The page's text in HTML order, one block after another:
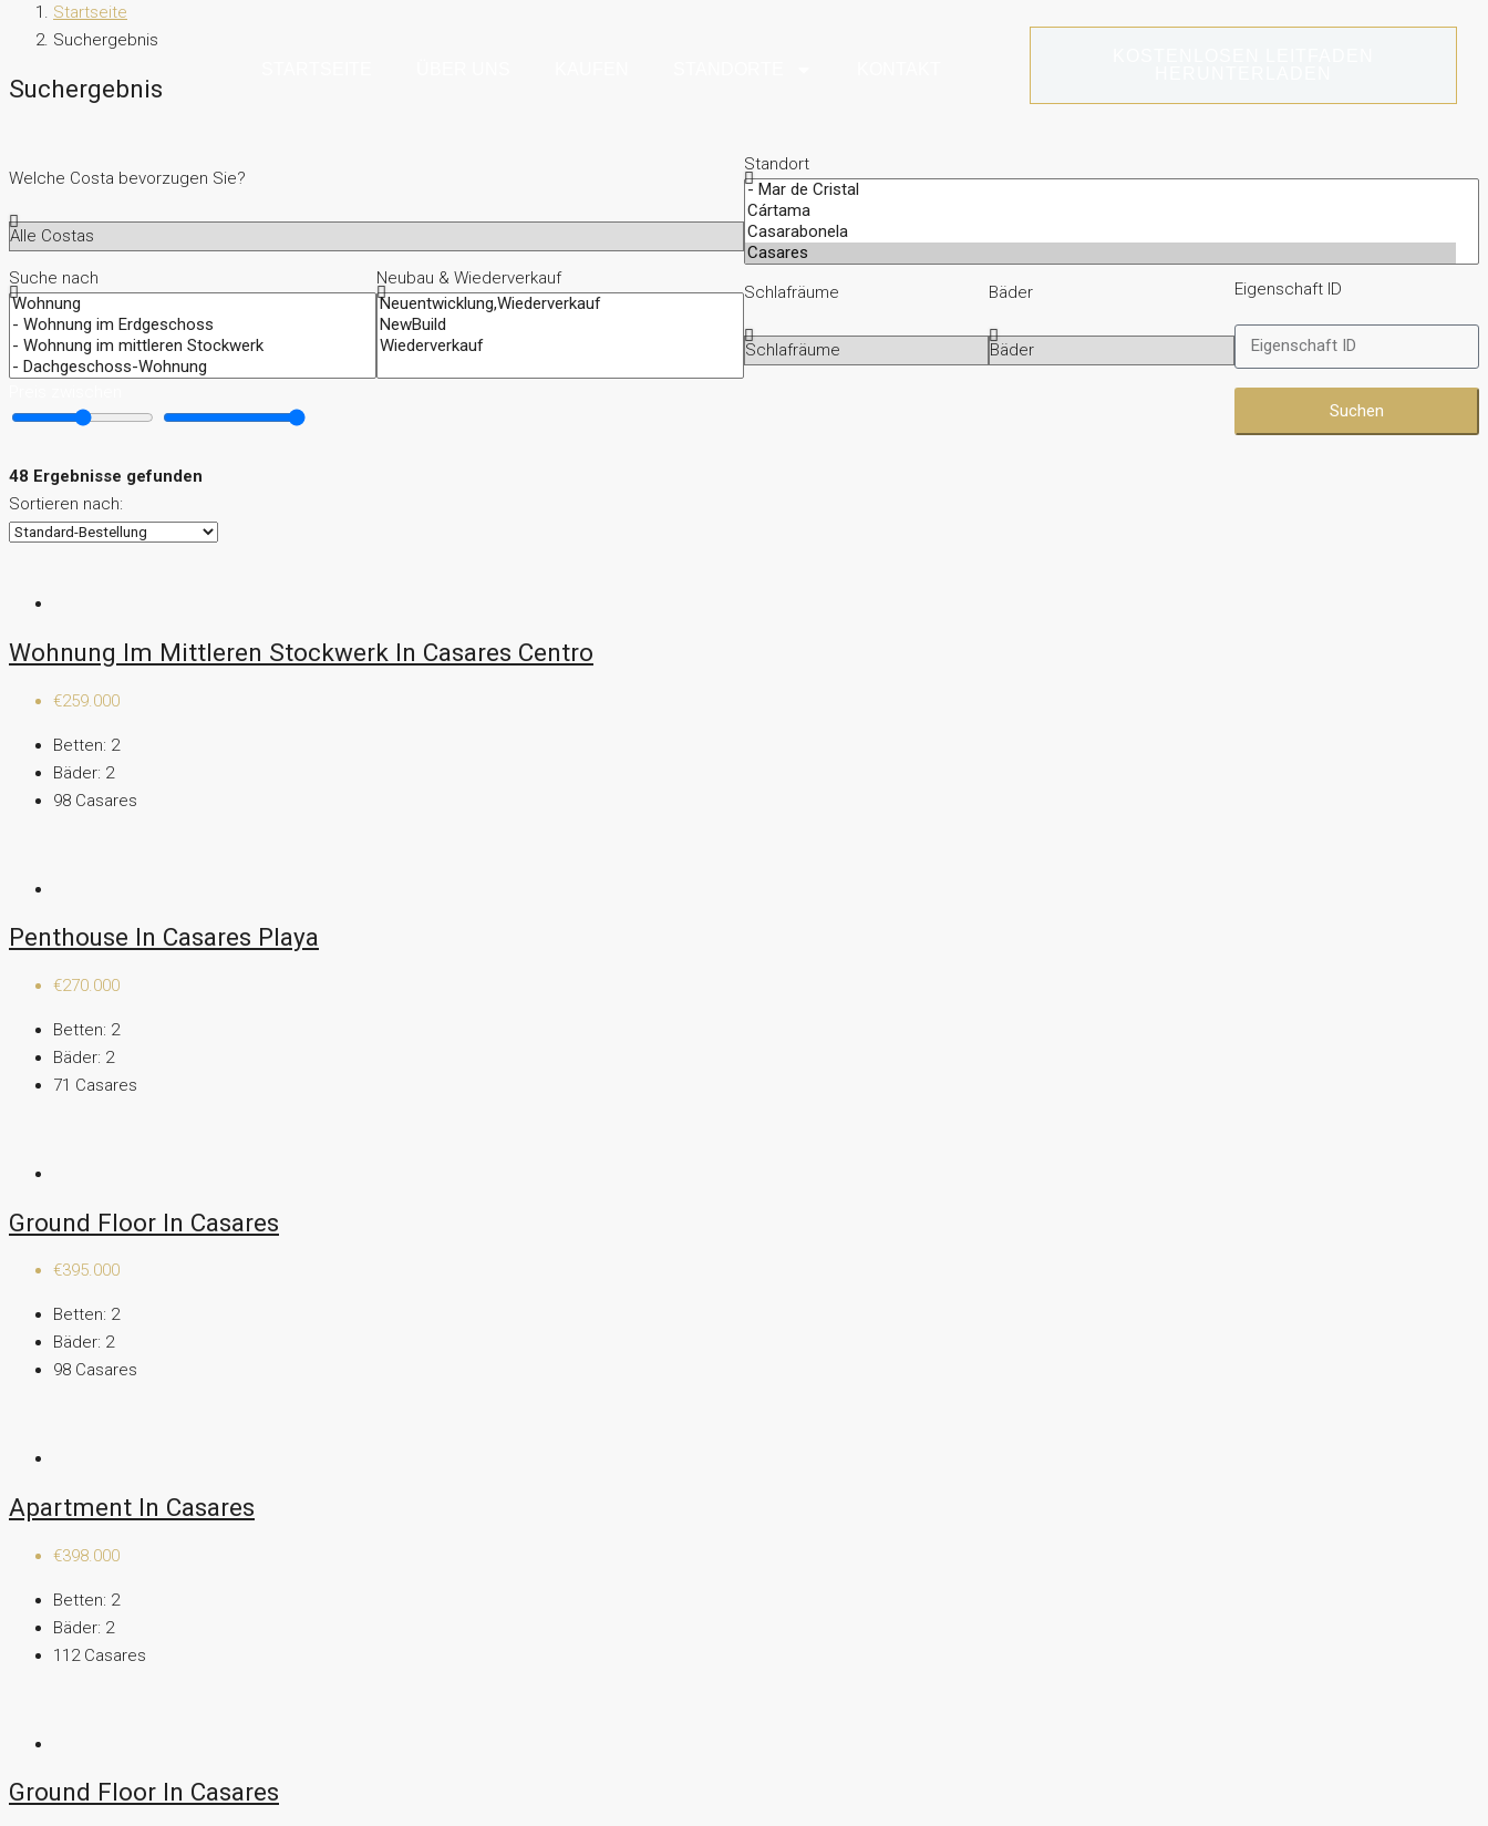
Startseite
Suchergebnis
Suchergebnis
Welche Costa bevorzugen Sie?
Standort
Suche nach Neubau & Wiederverkauf
Schlafräume Bäder Eigenschaft ID
Suchen
48 Ergebnisse gefunden
Sortieren nach:
Wohnung Im Mittleren Stockwerk In Casares Centro
€259.000
Betten: 2
Bäder: 2
98 Casares
Penthouse In Casares Playa
€270.000
Betten: 2
Bäder: 2
71 Casares
Ground Floor In Casares
€395.000
Betten: 2
Bäder: 2
98 Casares
Apartment In Casares
€398.000
Betten: 2
Bäder: 2
112 Casares
Ground Floor In Casares